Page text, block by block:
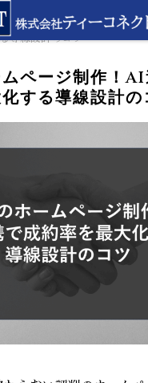
ログ
評判のホームペ
導線設計のコツ
ページ制作！
する導線設計の